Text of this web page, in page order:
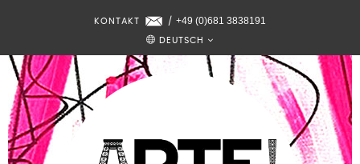
KONTAKT / +49 (0)681 3838191
DEUTSCH